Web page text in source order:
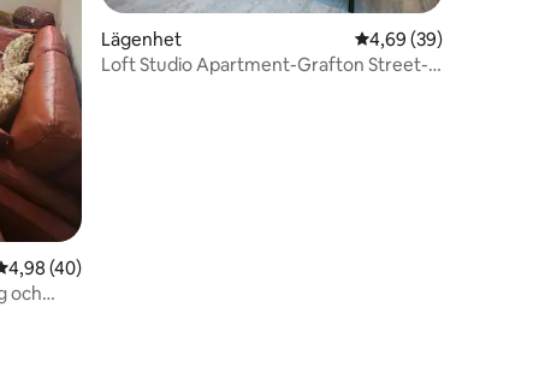
av 5 i genomsnittligt betyg, 40 omdömen
4,98 (40)
och
Lägenhet 4,69 av 5 i
4,69 (39)
Loft Studio Apartment-Grafton Street-